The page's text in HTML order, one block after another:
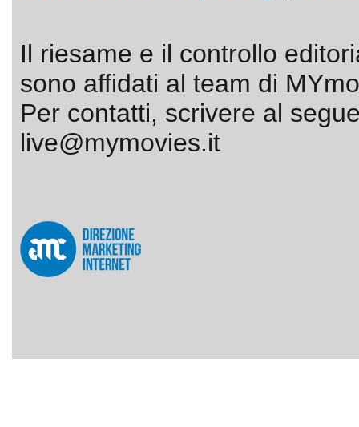
Il riesame e il controllo
sono affidati al team di
Per contatti, scrivere al
live@mymovies.it